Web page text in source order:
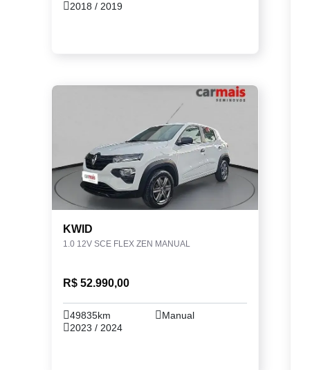
2018 / 2019
KWID
1.0 12V SCE FLEX ZEN MANUAL
R$ 52.990,00
49835km
Manual
2023 / 2024